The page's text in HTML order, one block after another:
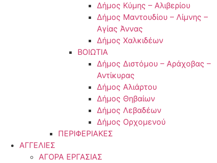
Δήμος Κύμης – Αλιβερίου
Δήμος Μαντουδίου – Λίμνης –
Αγίας Άννας
Δήμος Χαλκιδέων
ΒΟΙΩΤΙΑ
Δήμος Διστόμου – Αράχοβας –
Αντίκυρας
Δήμος Αλιάρτου
Δήμος Θηβαίων
Δήμος Λεβαδέων
Δήμος Ορχομενού
ΠΕΡΙΦΕΡΙΑΚΕΣ
ΑΓΓΕΛΙΕΣ
ΑΓΟΡΑ ΕΡΓΑΣΙΑΣ